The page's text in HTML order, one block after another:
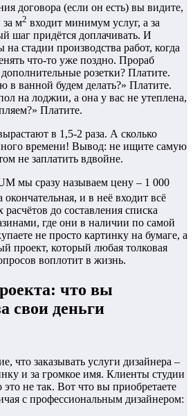
договора (если он есть) вы видите,
за м2 входит минимум услуг, а за
шаг придётся доплачивать. И
стадии производства работ, когда
что-то уже поздно. Прораб
розетки? Платите.
в ванной будем делать?» Платите.
на лоджии, а она у вас не утеплена,
Платите.
в 1,5-2 раза. А сколько
времени! Вывод: не ищите самую
не заплатить вдвойне.
мы сразу называем цену – 1 000
окончательная, и в неё входит всё
до составления списка
где они в наличии по самой
не просто картинку на бумаге, а
проект, который любая толковая
воплотит в жизнь.
что вы
свои деньги
что заказывать услуги дизайнера –
и за громкое имя. Клиенты студии
не так. Вот что вы приобретаете
с профессиональным дизайнером: